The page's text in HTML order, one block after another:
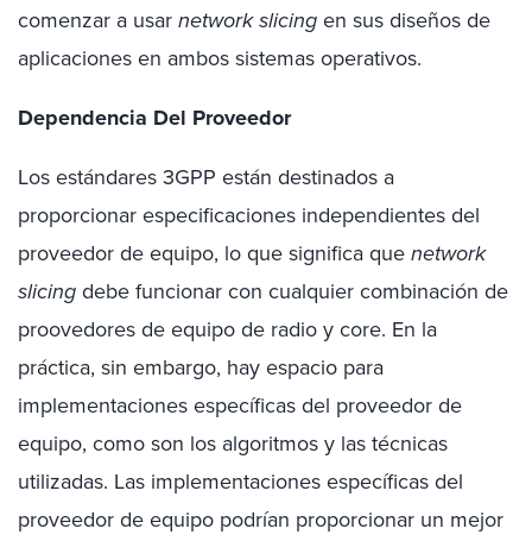
comenzar a usarnetwork slicingen sus diseños de
aplicaciones en ambos sistemas operativos.
Dependencia Del Proveedor
Los estándares 3GPP están destinados a
proporcionar especificaciones independientes del
proveedor de equipo, lo que significa quenetwork
slicingdebe funcionar con cualquier combinación de
proovedores de equipo de radio y core. En la
práctica, sin embargo, hay espacio para
implementaciones específicas del proveedor de
equipo, como son los algoritmos y las técnicas
utilizadas. Las implementaciones específicas del
proveedor de equipo podrían proporcionar un mejor